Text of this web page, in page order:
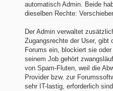
automatisch Admin. Beide
dieselben Rechte:
Der Admin verwaltet
Zugangsrechte der User, gibt
Forums ein, blockiert sie
seinem Job gehört
von Spam-Fluten, weil die
Provider bzw. zur
sehr IT-lastig, erforderlich